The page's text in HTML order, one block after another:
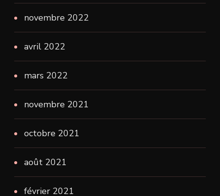
novembre 2022
avril 2022
mars 2022
novembre 2021
octobre 2021
août 2021
février 2021